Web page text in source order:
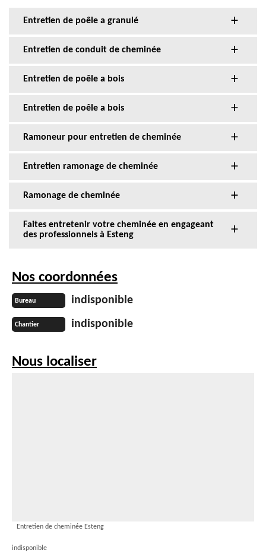
Entretien de poêle a granulé
Entretien de conduit de cheminée
Entretien de poêle a bois
Entretien de poêle a bois
Ramoneur pour entretien de cheminée
Entretien ramonage de cheminée
Ramonage de cheminée
Faites entretenir votre cheminée en engageant
des professionnels à Esteng
Nos coordonnées
Bureau indisponible
Chantier indisponible
Nous localiser
Entretien de cheminée Esteng
indisponible